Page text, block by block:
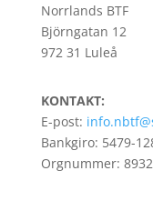
Norrlands BTF
Björngatan 12
972 31 Luleå
KONTAKT:
E-post:
Bankgiro: 5479-
Orgnummer: